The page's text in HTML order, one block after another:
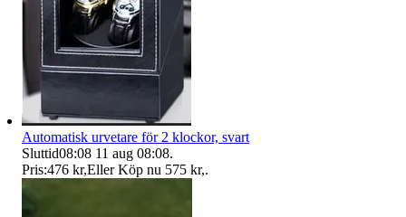
Automatisk urvetare för 2 klockor, svart
Sluttid08:08 11 aug 08:08.
Pris:476 kr,Eller Köp nu 575 kr,.